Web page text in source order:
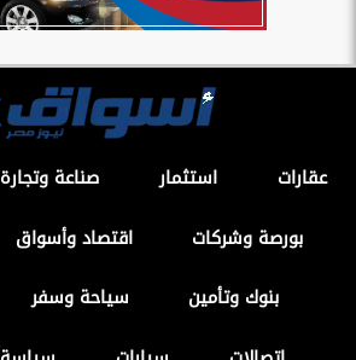
عقارات استثمار صناعة وتجارة
بورصة وشركات
اقتصاد وأسواق
بنوك وتأمين
سياحة وسفر